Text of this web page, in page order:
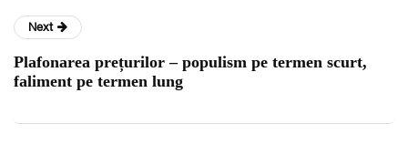
Next
Plafonarea prețurilor – populism pe termen scurt,
faliment pe termen lung